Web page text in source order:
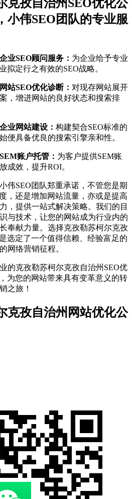
克孜自治州SEO优化公
小伟SEO团队的专业服
业SEO顾问服务： 为企业给予专业
拟定行之有效的SEO战略。
站SEO优化诊断： 对现存网站展开
，增进网站的良好状态和搜索排
业网站建设： 构建契合SEO标准的
便具备优良的搜索引擎亲和性。
账户托管： 为客户提供SEM账
成效，提升ROI。
伟SEO团队郑重承诺，不管您是期
，还是增加网站流量，亦或是提高
，提供一站式解决策略。我们的目
与技术，让您的网站成为行业内的
奉献力量。选择克孜勒苏柯尔克孜
选定了一个值得信赖、经验富足的
网络营销征程。
的克孜勒苏柯尔克孜自治州SEO优
为您的网站带来具有变革意义的转
之旅！
克孜自治州网站优化公